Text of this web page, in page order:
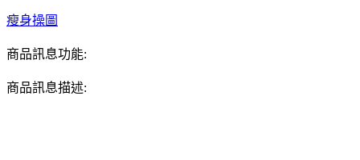
瘦身操圖
商品訊息功能:
商品訊息描述: